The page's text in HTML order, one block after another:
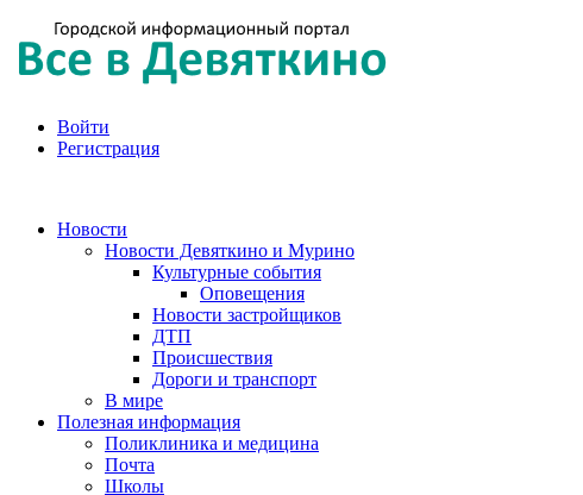
Войти
Регистрация
Новости
Новости Девяткино и Мурино
Культурные события
Оповещения
Новости застройщиков
ДТП
Происшествия
Дороги и транспорт
В мире
Полезная информация
Поликлиника и медицина
Почта
Школы